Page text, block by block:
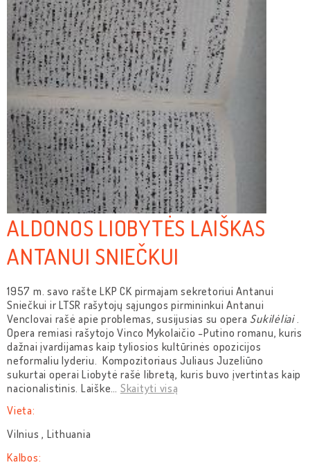
ALDONOS LIOBYTĖS LAIŠKAS
ANTANUI SNIEČKUI
1957 m. savo rašte LKP CK pirmajam sekretoriui Antanui
Sniečkui ir LTSR rašytojų sąjungos pirmininkui Antanui
Venclovai rašė apie problemas, susijusias su opera Sukilėliai.
Opera remiasi rašytojo Vinco Mykolaičio -Putino romanu, kuris
dažnai įvardijamas kaip tyliosios kultūrinės opozicijos
neformaliu lyderiu. Kompozitoriaus Juliaus Juzeliūno
sukurtai operai Liobytė rašė libretą, kuris buvo įvertintas kaip
nacionalistinis. Laiške… Skaityti visą
Vieta:
Vilnius , Lithuania
Kalbos: